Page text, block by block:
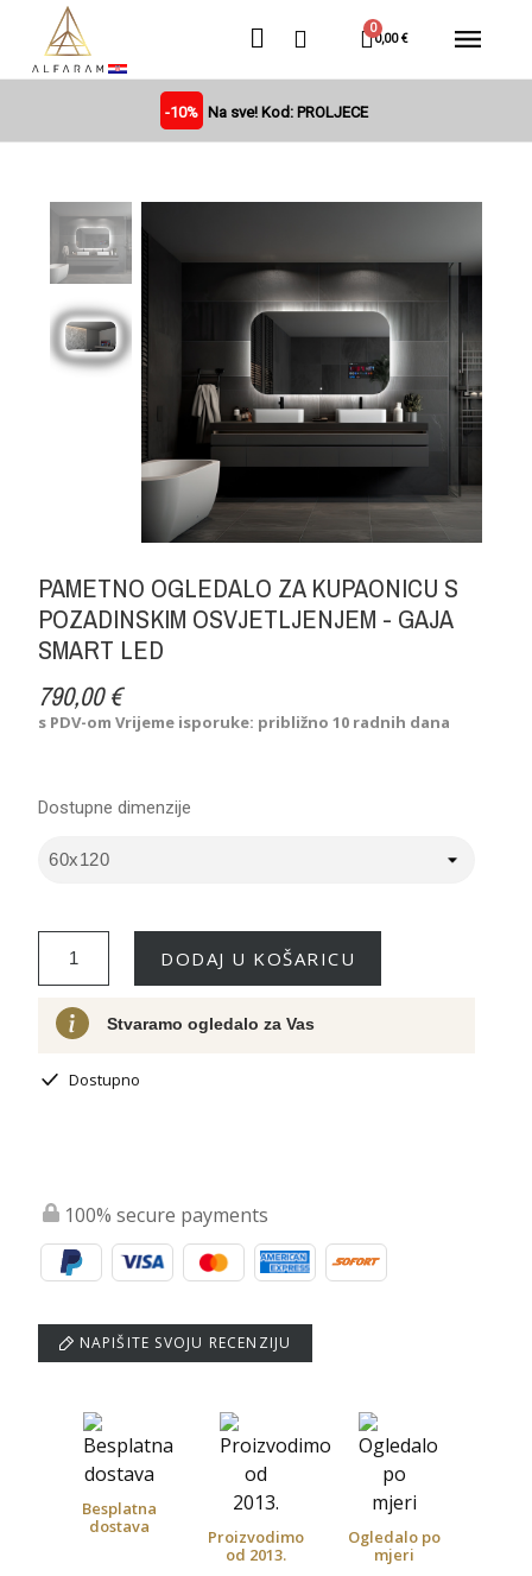
0,00 €
-10% Na sve! Kod: PROLJECE
PAMETNO OGLEDALO ZA KUPAONICU S
POZADINSKIM OSVJETLJENJEM - GAJA
SMART LED
790,00 €
s PDV-omVrijeme isporuke: približno 10 radnih dana
Dostupne dimenzije
DODAJ U KOŠARICU
Stvaramo ogledalo za Vas
Dostupno
100% secure payments
NAPIŠITE SVOJU RECENZIJU
Besplatna
dostava
Proizvodimo
od 2013.
Ogledalo po
mjeri